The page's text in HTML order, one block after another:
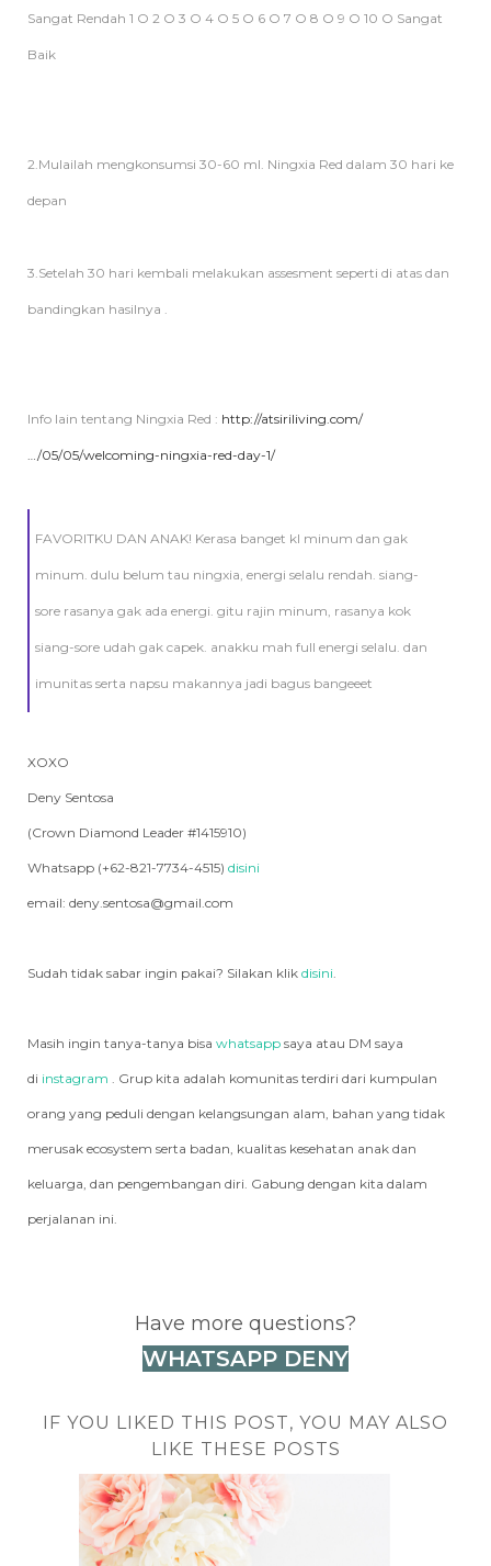
Sangat Rendah 1 O 2 O 3 O 4 O 5 O 6 O 7 O 8 O 9 O 10 O Sangat
Baik
2.Mulailah mengkonsumsi 30-60 ml. Ningxia Red dalam 30 hari ke
depan
3.Setelah 30 hari kembali melakukan assesment seperti di atas dan
bandingkan hasilnya .
Info lain tentang Ningxia Red : http://atsiriliving.com/
…/05/05/welcoming-ningxia-red-day-1/
FAVORITKU DAN ANAK! Kerasa banget kl minum dan gak
minum. dulu belum tau ningxia, energi selalu rendah. siang-
sore rasanya gak ada energi. gitu rajin minum, rasanya kok
siang-sore udah gak capek. anakku mah full energi selalu. dan
imunitas serta napsu makannya jadi bagus bangeeet
XOXO
Deny Sentosa
(Crown Diamond Leader #1415910)
Whatsapp (+62-821-7734-4515) disini
email: deny.sentosa@gmail.com
Sudah tidak sabar ingin pakai? Silakan klik disini.
Masih ingin tanya-tanya bisa whatsapp saya atau DM saya
di instagram . Grup kita adalah komunitas terdiri dari kumpulan
orang yang peduli dengan kelangsungan alam, bahan yang tidak
merusak ecosystem serta badan, kualitas kesehatan anak dan
keluarga, dan pengembangan diri. Gabung dengan kita dalam
perjalanan ini.
Have more questions?
WHATSAPP DENY
IF YOU LIKED THIS POST, YOU MAY ALSO
LIKE THESE POSTS